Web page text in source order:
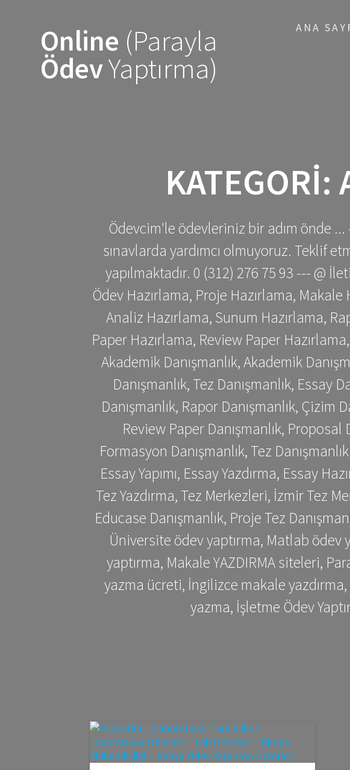
Online (Parayla
ÖdevYaptırma)
ANA
KATEGORI:
Ödevcim'le ödevleriniz bir adım önde
sınavlarda yardımcı olmuyoruz. Teklif
yapılmaktadır. 0 (312) 276 75 93 --- @
Ödev Hazırlama, Proje Hazırlama,
Analiz Hazırlama, Sunum Hazırlama,
Paper Hazırlama, Review Paper
Akademik Danışmanlık, Akademik
Danışmanlık, Tez Danışmanlık, Essay
Danışmanlık, Rapor Danışmanlık, Çizim
Review Paper Danışmanlık, Proposal
Formasyon Danışmanlık, Tez Danışmanlık
Essay Yapımı, Essay Yazdırma, Essay
Tez Yazdırma, Tez Merkezleri, İzmir Tez
Educase Danışmanlık, Proje Tez
Üniversite ödev yaptırma, Matlab
yaptırma, Makale YAZDIRMA siteleri,
yazma ücreti, İngilizce makale
yazma, İşletme Ödev